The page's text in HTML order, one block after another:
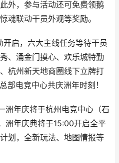
外，参与活动还可免费领鹅
魂联动干员外观等奖励。
开启，六大主线任务等待干员
、涌金门摸心、欢乐城特勤
杭州新天地商圈线下立牌打
部电竞中心共庆洲年时刻！
洲年庆将于杭州电竞中心（石
洲年庆典将于15:00开启全平
划，全新玩法、地图情报等